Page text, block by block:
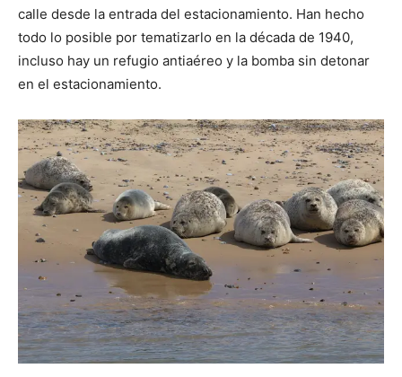
calle desde la entrada del estacionamiento. Han hecho
todo lo posible por tematizarlo en la década de 1940,
incluso hay un refugio antiaéreo y la bomba sin detonar
en el estacionamiento.